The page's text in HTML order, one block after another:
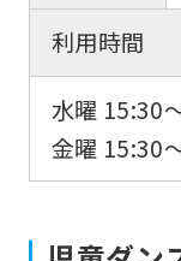
利用時間
水曜 15:30
金曜 15:30